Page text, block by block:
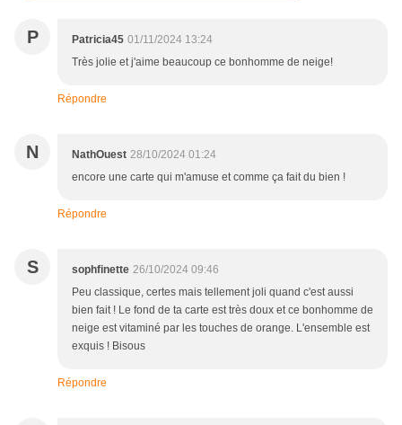
P Patricia45 01/11/2024 13:24
Très jolie et j'aime beaucoup ce bonhomme de neige!
Répondre
N NathOuest 28/10/2024 01:24
encore une carte qui m'amuse et comme ça fait du bien !
Répondre
S sophfinette 26/10/2024 09:46
Peu classique, certes mais tellement joli quand c'est aussi
bien fait ! Le fond de ta carte est très doux et ce bonhomme de
neige est vitaminé par les touches de orange. L'ensemble est
exquis ! Bisous
Répondre